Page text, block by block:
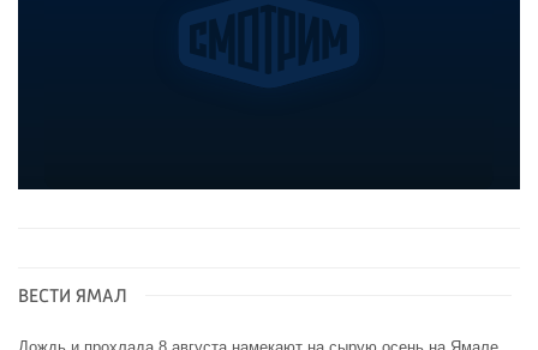
ВЕСТИ ЯМАЛ